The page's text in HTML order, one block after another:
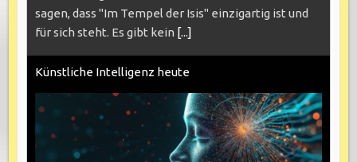
sagen, dass "Im Tempel der Isis" einzigartig ist und
für sich steht. Es gibt kein [...]
Künstliche Intelligenz heute